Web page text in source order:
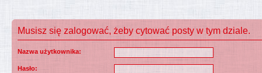
Musisz się zalogować, żeby cytować posty w tym dziale.
Nazwa użytkownika:
Hasło: